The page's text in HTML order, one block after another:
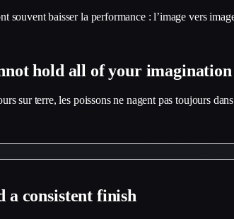
souvent baisser la performance : l’image vers
hold all of your imagination
sur terre, les poissons ne nagent pas toujours
a consistent finish